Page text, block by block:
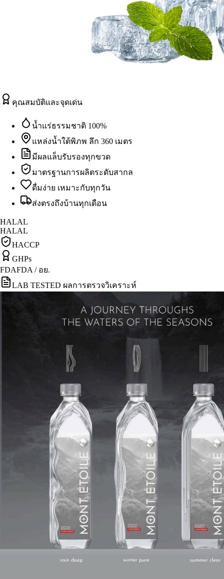
คุณสมบัติและจุดเด่น
น้ำแร่ธรรมชาติ 100%
แหล่งน้ำใต้พิภพ ลึก 360 เมตร
มีผลแล็บรับรองทุกขวด
มาตรฐานการผลิตระดับสากล
ดื่มง่าย เหมาะกับทุกวัน
ส่งตรงถึงบ้านทุกเดือน
HALAL
HALAL
HACCP
GHPs
FDAFDA / อย.
LAB TESTED ผลการตรวจวิเคราะห์